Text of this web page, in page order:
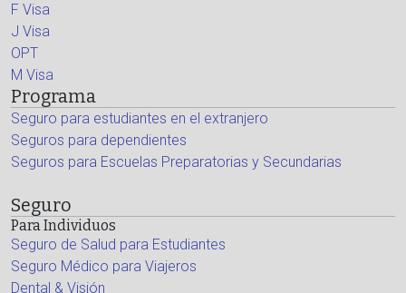
F Visa
J Visa
OPT
M Visa
Programa
Seguro para estudiantes en el extranjero
Seguros para dependientes
Seguros para Escuelas Preparatorias y Secundarias
Seguro
Para Individuos
Seguro de Salud para Estudiantes
Seguro Médico para Viajeros
Dental & Visión